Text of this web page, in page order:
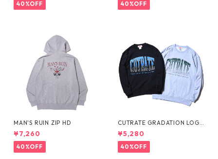
40%OFF 40%OFF
MAN'S RUIN ZIP HD
¥7,260
40%OFF
CUTRATE GRADATION LOG
O CREW NECK SWEAT
¥5,280
40%OFF